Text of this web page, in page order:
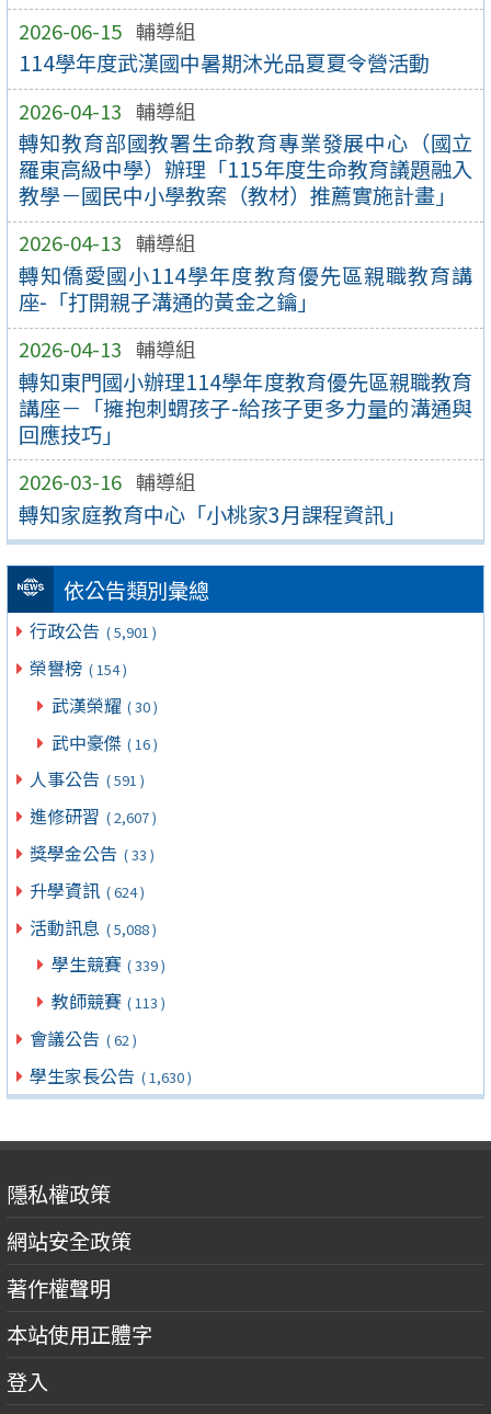
2026-06-15 輔導組
114學年度武漢國中暑期沐光品夏夏令營活動
2026-04-13 輔導組
轉知教育部國教署生命教育專業發展中心（國立
羅東高級中學）辦理「115年度生命教育議題融入
教學－國民中小學教案（教材）推薦實施計畫」
2026-04-13 輔導組
轉知僑愛國小114學年度教育優先區親職教育講
座-「打開親子溝通的黃金之鑰」
2026-04-13 輔導組
轉知東門國小辦理114學年度教育優先區親職教育
講座－「擁抱刺蝟孩子-給孩子更多力量的溝通與
回應技巧」
2026-03-16 輔導組
轉知家庭教育中心「小桃家3月課程資訊」
依公告類別彙總
行政公告 ( 5,901 )
榮譽榜 ( 154 )
武漢榮耀 ( 30 )
武中豪傑 ( 16 )
人事公告 ( 591 )
進修研習 ( 2,607 )
獎學金公告 ( 33 )
升學資訊 ( 624 )
活動訊息 ( 5,088 )
學生競賽 ( 339 )
教師競賽 ( 113 )
會議公告 ( 62 )
學生家長公告 ( 1,630 )
隱私權政策
網站安全政策
著作權聲明
本站使用正體字
登入